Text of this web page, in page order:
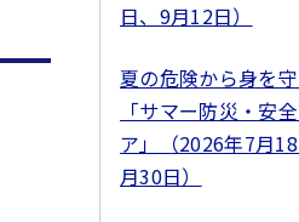
日、9月12日）
夏の危険から身を守
「サマー防災・安
ア」（2026年7月
月30日）